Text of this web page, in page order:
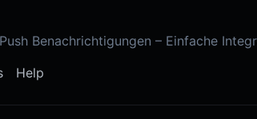
Benachrichtigungen – Einfache
Help